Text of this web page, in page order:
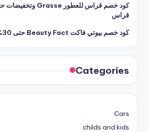
قراس
كود خصم بيوتي فاكت Beauty Fact حتى 30%
Categories
Cars
childs and kids